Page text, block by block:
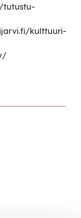
tutustu-
kulttuuri-